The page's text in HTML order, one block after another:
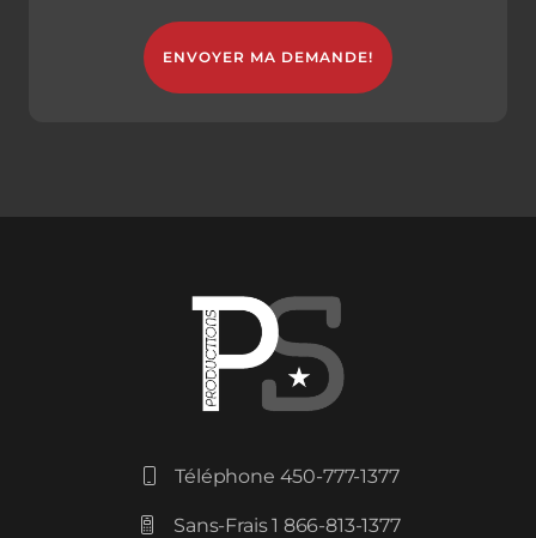
Téléphone 450-777-1377
 Sans-Frais 1 866-813-1377